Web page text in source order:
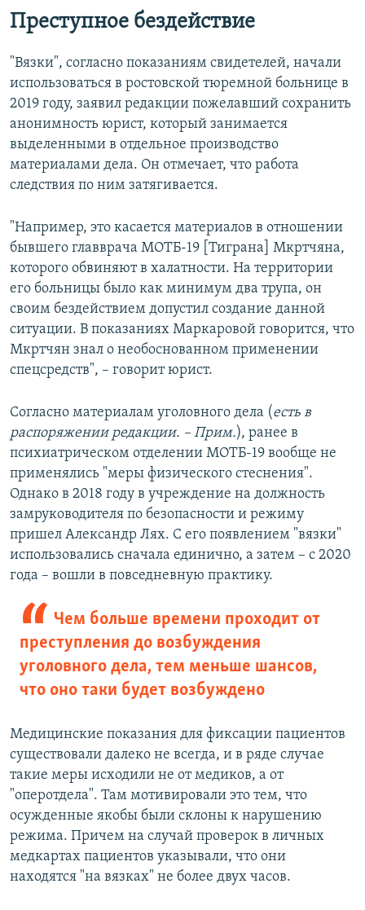
Преступное бездействие
"Вязки", согласно показаниям свидетелей, начали
использоваться в ростовской тюремной больнице в
2019 году, заявил редакции пожелавший сохранить
анонимность юрист, который занимается
выделенными в отдельное производство
материалами дела. Он отмечает, что работа
следствия по ним затягивается.
"Например, это касается материалов в отношении
бывшего главврача МОТБ-19 [Тиграна] Мкртчяна,
которого обвиняют в халатности. На территории
его больницы было как минимум два трупа, он
своим бездействием допустил создание данной
ситуации. В показаниях Маркаровой говорится, что
Мкртчян знал о необоснованном применении
спецсредств", – говорит юрист.
Согласно материалам уголовного дела (есть в
распоряжении редакции. – Прим.), ранее в
психиатрическом отделении МОТБ-19 вообще не
применялись "меры физического стеснения".
Однако в 2018 году в учреждение на должность
замруководителя по безопасности и режиму
пришел Александр Лях. С его появлением "вязки"
использовались сначала единично, а затем – с 2020
года – вошли в повседневную практику.
Чем больше времени проходит от
преступления до возбуждения
уголовного дела, тем меньше шансов,
что оно таки будет возбуждено
Медицинские показания для фиксации пациентов
существовали далеко не всегда, и в ряде случае
такие меры исходили не от медиков, а от
"оперотдела". Там мотивировали это тем, что
осужденные якобы были склоны к нарушению
режима. Причем на случай проверок в личных
медкартах пациентов указывали, что они
находятся "на вязках" не более двух часов.